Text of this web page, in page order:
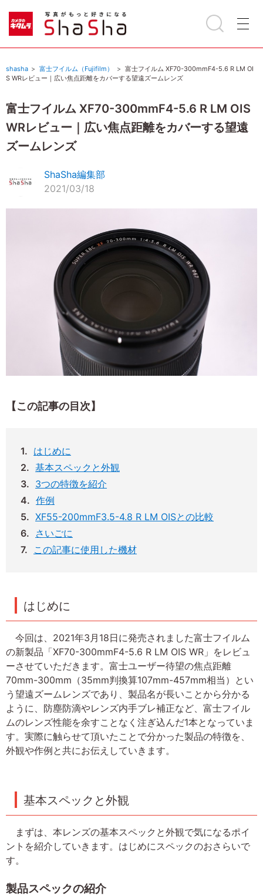
shasha 富士フイルム（Fujifilm）
富士フイルム XF70-300mmF4-5.6 R LM OI
S WRレビュー｜広い焦点距離をカバーする望遠ズームレンズ
富士フイルム XF70-300mmF4-5.6 R LM OIS
WRレビュー｜広い焦点距離をカバーする望遠
ズームレンズ
ShaSha編集部
2021/03/18
【この記事の目次】
はじめに
基本スペックと外観
3つの特徴を紹介
作例
XF55-200mmF3.5-4.8 R LM OISとの比較
さいごに
この記事に使用した機材
はじめに
今回は、2021年3月18日に発売されました富士フイルム
の新製品「XF70-300mmF4-5.6 R LM OIS WR」をレビュ
ーさせていただきます。富士ユーザー待望の焦点距離
70mm-300mm（35mm判換算107mm-457mm相当）とい
う望遠ズームレンズであり、製品名が長いことから分かる
ように、防塵防滴やレンズ内手ブレ補正など、富士フイル
ムのレンズ性能を余すことなく注ぎ込んだ1本となっていま
す。実際に触らせて頂いたことで分かった製品の特徴を、
外観や作例と共にお伝えしていきます。
基本スペックと外観
まずは、本レンズの基本スペックと外観で気になるポイ
ントを紹介していきます。はじめにスペックのおさらいで
す。
製品スペックの紹介